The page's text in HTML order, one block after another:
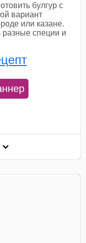
булгур с
вариант
или казане.
разные специи и